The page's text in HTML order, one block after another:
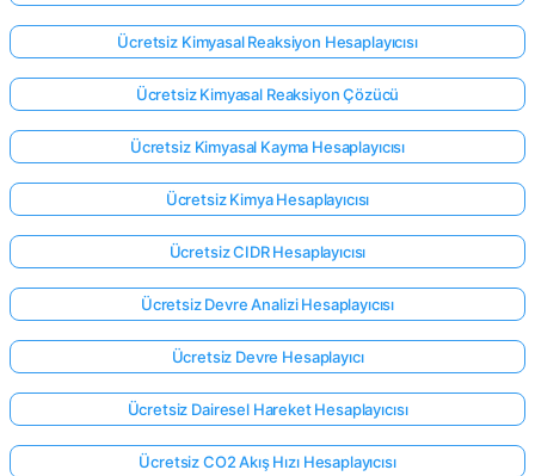
Ücretsiz Kimyasal Reaksiyon Hesaplayıcısı
Ücretsiz Kimyasal Reaksiyon Çözücü
Ücretsiz Kimyasal Kayma Hesaplayıcısı
Ücretsiz Kimya Hesaplayıcısı
Ücretsiz CIDR Hesaplayıcısı
Ücretsiz Devre Analizi Hesaplayıcısı
Ücretsiz Devre Hesaplayıcı
Ücretsiz Dairesel Hareket Hesaplayıcısı
Ücretsiz CO2 Akış Hızı Hesaplayıcısı